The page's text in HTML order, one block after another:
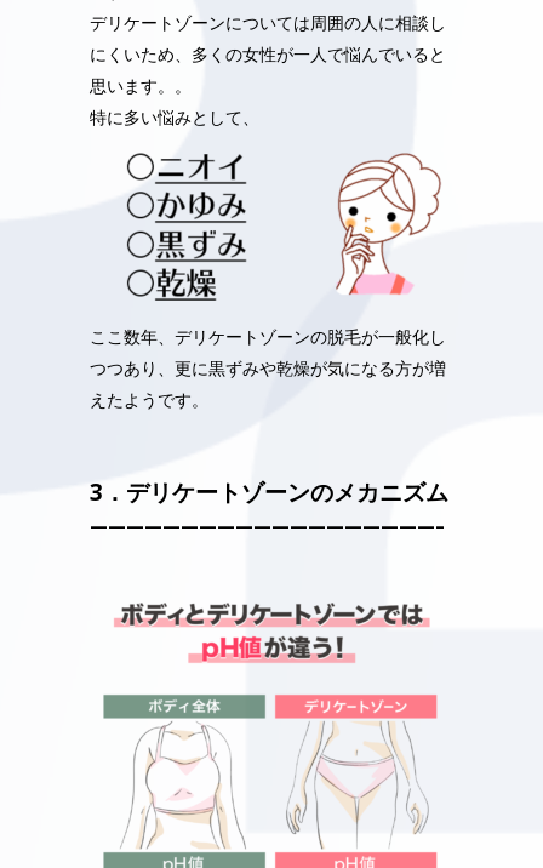
デリケートゾーンについては周囲の人に相談し
にくいため、多くの女性が一人で悩んでいると
思います。。
特に多い悩みとして、
ここ数年、デリケートゾーンの脱毛が一般化し
つつあり、更に黒ずみや乾燥が気になる方が増
えたようです。
3． デリケートゾーンのメカニズム
———————————————————–